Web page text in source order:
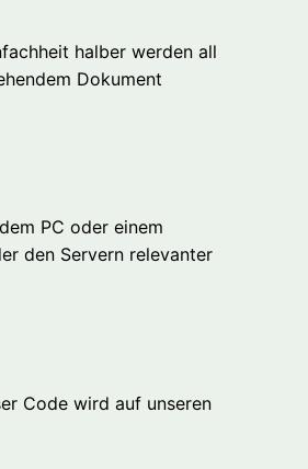
halber werden all
Dokument
PC oder einem
den Servern relevanter
Code wird auf unseren